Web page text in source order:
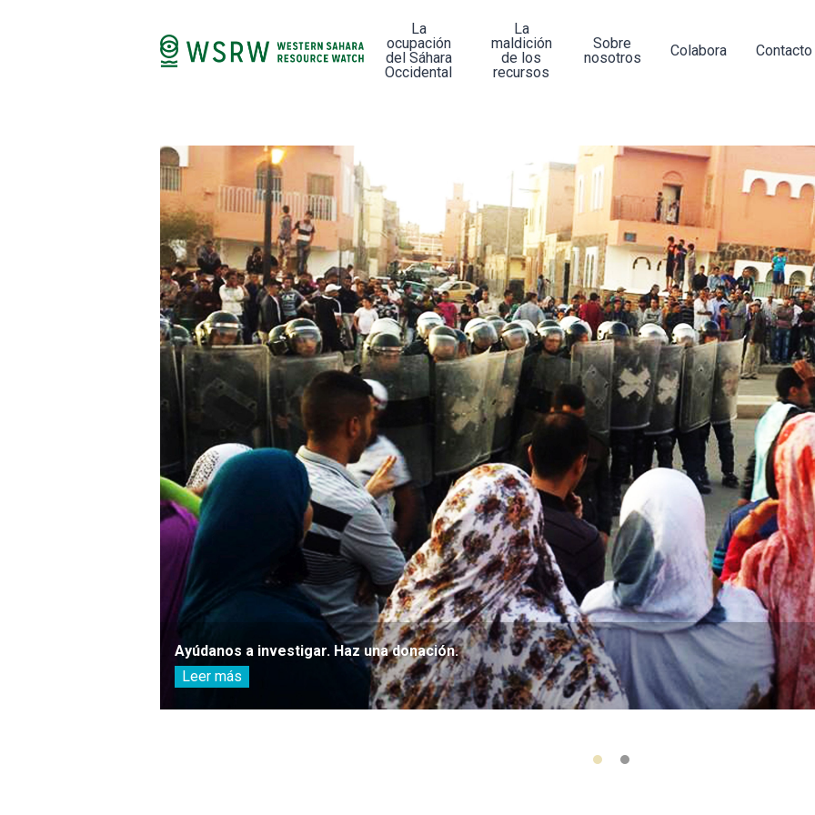
La
ocupación
del Sáhara
Occidental
La
maldición
de los
recursos
Sobre
nosotros
Colabora Contacto
Ayúdanos a investigar. Haz una donación.
Leer más